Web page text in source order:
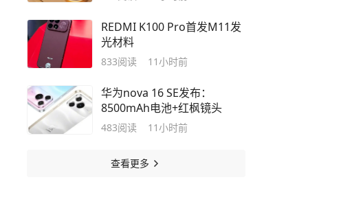
REDMI K100 Pro首发M11发
光材料
833阅读 11小时前
华为nova 16 SE发布：
8500mAh电池+红枫镜头
483阅读 11小时前
查看更多